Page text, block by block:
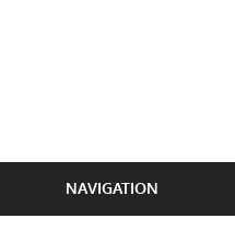
NAVIGATION